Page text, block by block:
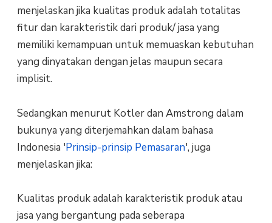
menjelaskan jika kualitas produk adalah totalitas
fitur dan karakteristik dari produk/ jasa yang
memiliki kemampuan untuk memuaskan kebutuhan
yang dinyatakan dengan jelas maupun secara
implisit.
Sedangkan menurut Kotler dan Amstrong dalam
bukunya yang diterjemahkan dalam bahasa
Indonesia 'Prinsip-prinsip Pemasaran', juga
menjelaskan jika:
Kualitas produk adalah karakteristik produk atau
jasa yang bergantung pada seberapa